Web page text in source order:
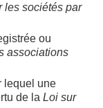
les sociétés par
ou
associations
lequel une
de la Loi sur